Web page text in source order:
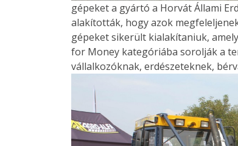
gépeket a gyártó a Horvát Állami
alakították, hogy azok
gépeket sikerült kialakítaniuk,
for Money kategóriába sorolják a
vállalkozóknak, erdészeteknek,